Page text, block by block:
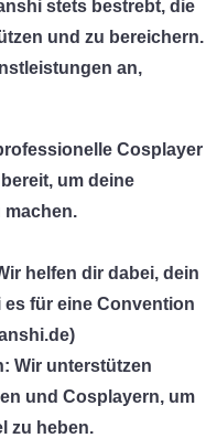
stets bestrebt, die
und zu bereichern.
an,
Cosplayer
um deine
machen.
helfen dir dabei, dein
für eine Convention
)
Wir unterstützen
und Cosplayern, um
zu heben.